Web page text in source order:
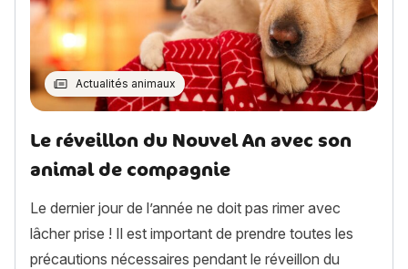
Actualités animaux
Le réveillon du Nouvel An avec son
animal de compagnie
Le dernier jour de l’année ne doit pas rimer avec
lâcher prise ! Il est important de prendre toutes les
précautions nécessaires pendant le réveillon du